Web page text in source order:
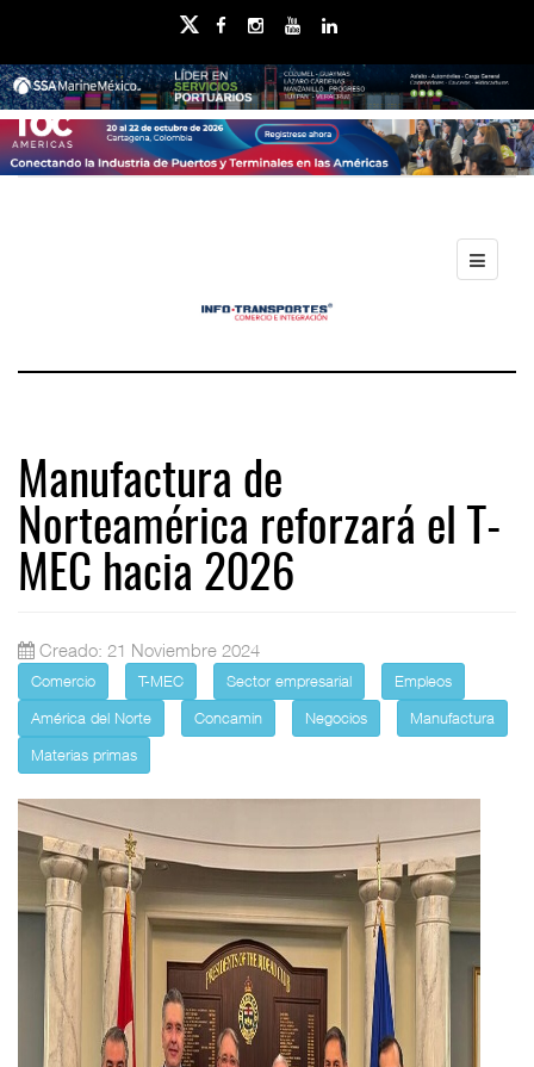
Manufactura de
Norteamérica reforzará el T-
MEC hacia 2026
Creado: 21 Noviembre 2024
Comercio T-MEC Sector empresarial
Empleos
América del Norte
Concamin Negocios
Manufactura
Materias primas